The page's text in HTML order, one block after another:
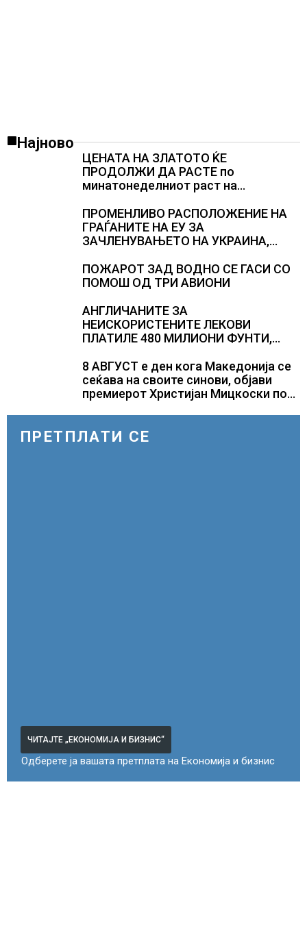
Најново
ЦЕНАТА НА ЗЛАТОТО ЌЕ
ПРОДОЛЖИ ДА РАСТЕ по
минатонеделниот раст на
ПРОМЕНЛИВО РАСПОЛОЖЕНИЕ НА
ГРАЃАНИТЕ НА ЕУ ЗА
ЗАЧЛЕНУВАЊЕТО НА УКРАИНА,
Полска, Франција и Германија
ПОЖАРОТ ЗАД ВОДНО СЕ ГАСИ СО
ПОМОШ ОД ТРИ АВИОНИ
АНГЛИЧАНИТЕ ЗА
НЕИСКОРИСТЕНИТЕ ЛЕКОВИ
ПЛАТИЛЕ 480 МИЛИОНИ ФУНТИ,
само лекови што навистина им се
потребни
8 АВГУСТ е ден кога Македонија се
сеќава на своите синови, објави
премиерот Христијан Мицкоски по
прилепски бранители
ПРЕТПЛАТИ СЕ
ЧИТАЈТЕ „ЕКОНОМИЈА И БИЗНИС“
Одберете ја вашата претплата на Економија и бизнис